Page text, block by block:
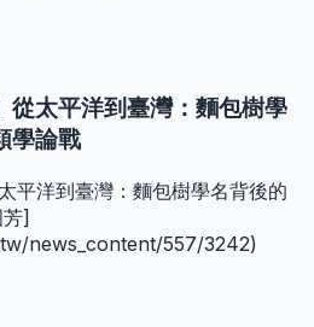
從太平洋到臺灣：麵包樹學
學論戰
平洋到臺灣：麵包樹學名背後的
]
news_content/557/3242)